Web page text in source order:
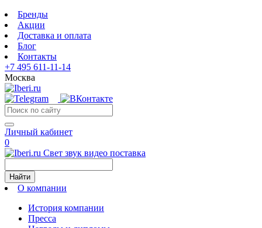
Бренды
Акции
Доставка и оплата
Блог
Контакты
+7 495 611-11-14
Москва
Личный кабинет
0
Свет звук видео поставка
Найти
О компании
История компании
Пресса